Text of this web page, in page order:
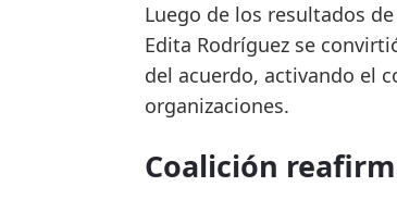
Luego de los resultados
Edita Rodríguez se
del acuerdo, activando el
organizaciones.
Coalición